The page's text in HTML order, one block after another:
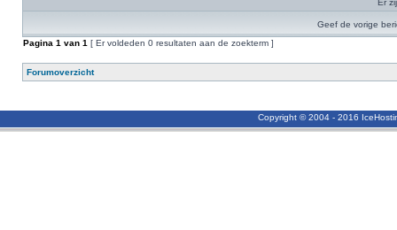
Er
Geef de vorige
Pagina 1 van 1 [ Er voldeden 0 resultaten aan de zoekterm ]
Forumoverzicht
Copyright © 2004 - 2016